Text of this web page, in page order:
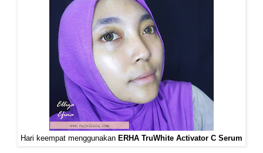
Hari keempat menggunakan ERHA TruWhite Activator C Serum